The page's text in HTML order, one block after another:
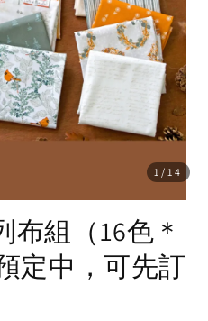
1 /14
布組（16色＊
定中，可先訂